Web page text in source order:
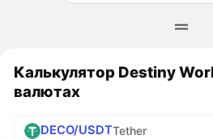
Калькулятор Destiny
валютах
DECO/USDTTether